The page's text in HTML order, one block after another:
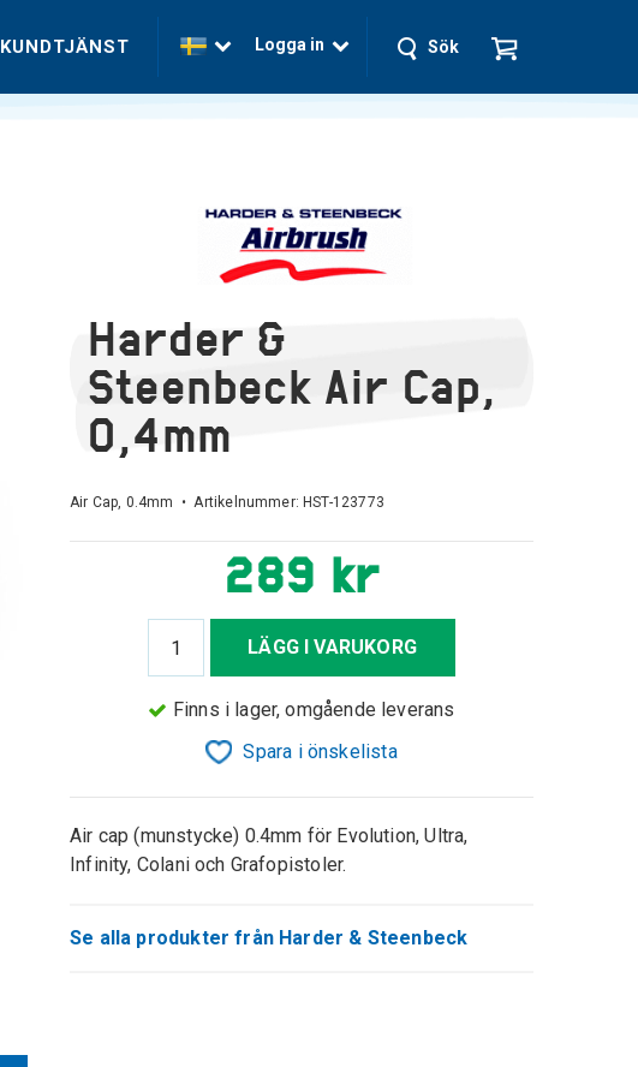
KUNDTJÄNST Logga in Sök
Harder &
Steenbeck Air Cap,
0,4mm
Air Cap, 0.4mm • Artikelnummer: HST-123773
289 kr
LÄGG I VARUKORG
Finns i lager, omgående leverans
Spara i önskelista
Air cap (munstycke) 0.4mm för Evolution, Ultra,
Infinity, Colani och Grafopistoler.
Se alla produkter från Harder & Steenbeck